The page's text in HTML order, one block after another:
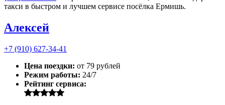
такси в быстром и лучшем сервисе посёлка Ермишь.
Алексей
+7 (910) 627-34-41
Цена поездки: от 79 рублей
Режим работы: 24/7
Рейтинг сервиса: